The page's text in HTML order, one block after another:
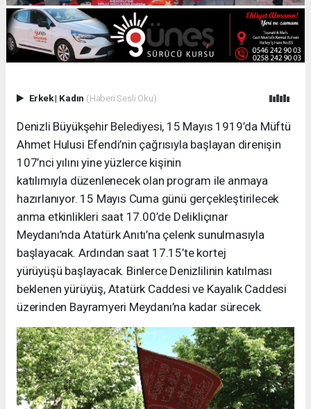
Erkek| Kadın (Haberi Sesli Oku)
Denizli Büyükşehir Belediyesi, 15 Mayıs 1919’da Müftü
Ahmet Hulusi Efendi’nin çağrısıyla başlayan direnişin
107’nci yılını yine yüzlerce kişinin
katılımıyla düzenlenecek olan program ile anmaya
hazırlanıyor. 15 Mayıs Cuma günü gerçekleştirilecek
anma etkinlikleri saat 17.00’de Delikliçınar
Meydanı’nda Atatürk Anıtı’na çelenk sunulmasıyla
başlayacak. Ardından saat 17.15’te kortej
yürüyüşü başlayacak. Binlerce Denizlilinin katılması
beklenen yürüyüş, Atatürk Caddesi ve Kayalık Caddesi
üzerinden Bayramyeri Meydanı’na kadar sürecek.